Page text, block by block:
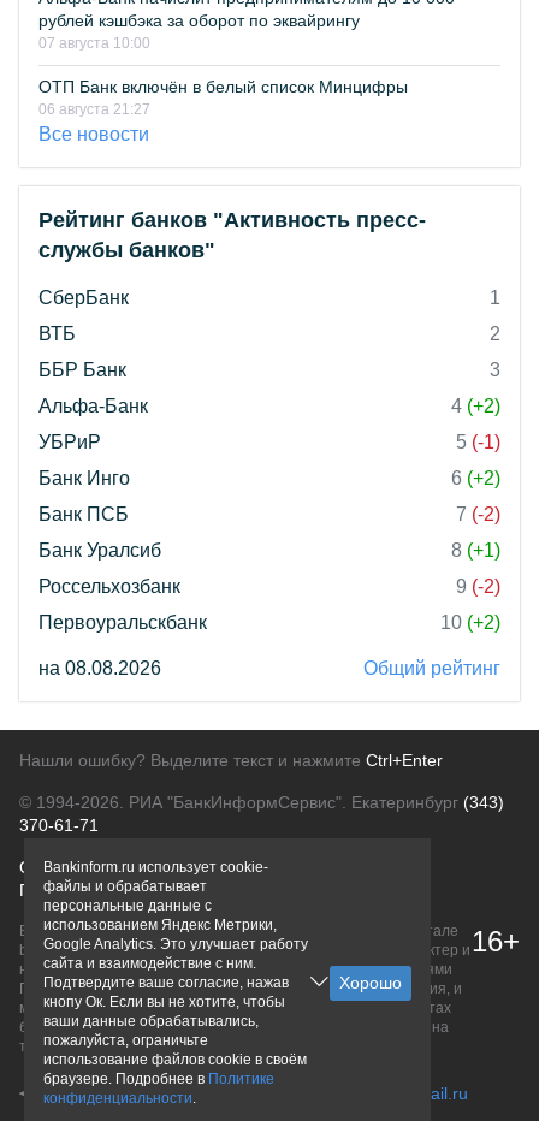
рублей кэшбэка за оборот по эквайрингу
07 августа 10:00
ОТП Банк включён в белый список Минцифры
06 августа 21:27
Все новости
Рейтинг банков "Активность пресс-
службы банков"
СберБанк
1
ВТБ
2
ББР Банк
3
Альфа-Банк
4 (+2)
УБРиР
5 (-1)
Банк Инго
6 (+2)
Банк ПСБ
7 (-2)
Банк Уралсиб
8 (+1)
Россельхозбанк
9 (-2)
Первоуральскбанк
10 (+2)
на 08.08.2026 Общий рейтинг
Нашли ошибку? Выделите текст и нажмите Ctrl+Enter
© 1994-2026. РИА "БанкИнформСервис". Екатеринбург (343)
370-61-71
О проектеПолитика конфиденциальности
Правовая информацияДля рекламодателей
Вся информация о продуктах банков, размещенная на портале
bankinform.ru, носит исключительно ознакомительный характер и
не является публичной офертой, определяемой положениями
ГК РФ. Информация не содержит точного и полного описания, и
может быть изменена. Конечные условия уточняйте на сайтах
банков или при личном обращении. Исключительное право на
товарные знаки принадлежит их правообладателям.
16+
Bankinform.ru использует cookie-
файлы и обрабатывает
персональные данные с
использованием Яндекс Метрики,
Google Analytics. Это улучшает работу
сайта и взаимодействие с ним.
Подтвердите ваше согласие, нажав
кнопу Ок. Если вы не хотите, чтобы
ваши данные обрабатывались,
пожалуйста, ограничьте
использование файлов cookie в своём
браузере. Подробнее в Политике
конфиденциальности.